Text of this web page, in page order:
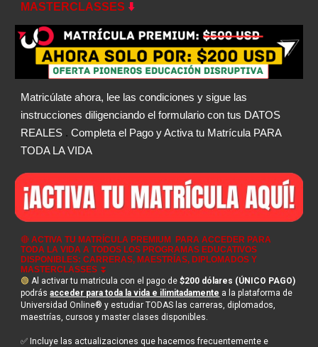
MASTERCLASSES ⬇️
Matricúlate ahora, lee las condiciones y sigue las
instrucciones diligenciando el formulario con tus DATOS
REALES .Completa el Pago y Activa tu Matrícula PARA
TODA LA VIDA
🔴ACTIVA TU MATRÍCULA PREMIUM PARA ACCEDER PARA
TODA LA VIDA A TODOS LOS PROGRAMAS EDUCATIVOS
DISPONIBLES: CARRERAS, MAESTRÍAS, DIPLOMADOS Y
MASTERCLASSES ⏬
🟢 Al activar tu matricula con el pago de $200 dólares (ÚNICO PAGO)
podrásacceder para toda la vida e ilimitadamente a la plataforma de
Universidad Online® y estudiar TODAS las carreras, diplomados,
maestrías, cursos y master clases disponibles.
✅ Incluye las actualizaciones que hacemos frecuentemente e